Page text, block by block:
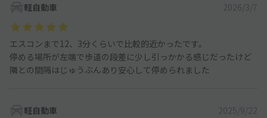
軽自動車 2026/3/7
エスコンまで12、3分くらいで比較的近かったです。
停める場所が左端で歩道の段差に少し引っかかる感じだったけど
隣との間隔はじゅうぶんあり安心して停められました
軽自動車 2025/9/22